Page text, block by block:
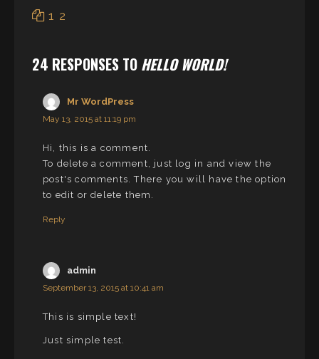
1 2
24 RESPONSES TO HELLO WORLD!
Mr WordPress
May 13, 2015 at 11:19 pm
Hi, this is a comment.
To delete a comment, just log in and view the
post's comments. There you will have the option
to edit or delete them.
Reply
admin
September 13, 2015 at 10:41 am
This is simple text!
Just simple test.